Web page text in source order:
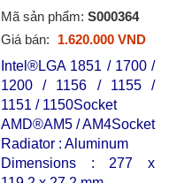
Mã sản phẩm: S000364
Giá bán:
1.620.000 VND
Intel®LGA 1851 / 1700 /
1200 / 1156 / 1155 /
1151 / 1150Socket
AMD®AM5 / AM4Socket
Radiator : Aluminum
Dimensions : 277 x